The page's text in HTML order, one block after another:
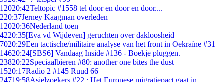
12020:42Teltopic #1558 tel door en door en door....
220:37Jerney Kaagman overleden
12020:36Nederland toen
4220:35[Eva vd Wijdeven] geruchten over dakloosheid
7020:29Een tactische/militaire analyse van het front in Oekraïne #31
14620:24[SBS6] Vandaag Inside #136 - Boekje pluggen.
23820:22Speciaalbieren #80: another one bites the dust
1520:17Radio 2 #145 Ruud 66
24719:58Asielzoekers #22 : Het Europese migratiepact gaat in